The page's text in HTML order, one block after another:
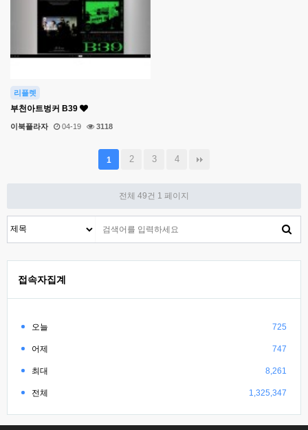
리플렛
부천아트벙커 B39
이북플라자 04-19 3118
1 2 3 4
전체 49건 1 페이지
접속자집계
오늘 725
어제 747
최대 8,261
전체 1,325,347